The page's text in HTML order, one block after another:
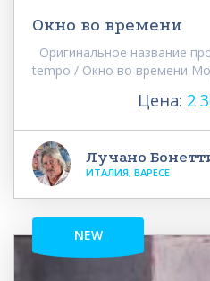
Окно во времени
Оригинальное название
tempo / Окно во времени
Цена: 2
Лучано
ИТАЛИЯ, ВАРЕСЕ
NEW